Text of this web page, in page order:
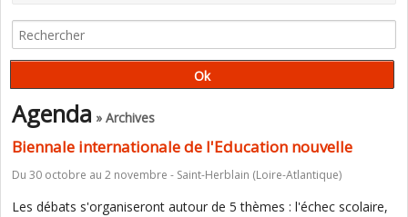
Agenda » Archives
Biennale internationale de l'Education nouvelle
Du 30 octobre au 2 novembre - Saint-Herblain (Loire-Atlantique)
Les débats s'organiseront autour de 5 thèmes : l'échec scolaire,